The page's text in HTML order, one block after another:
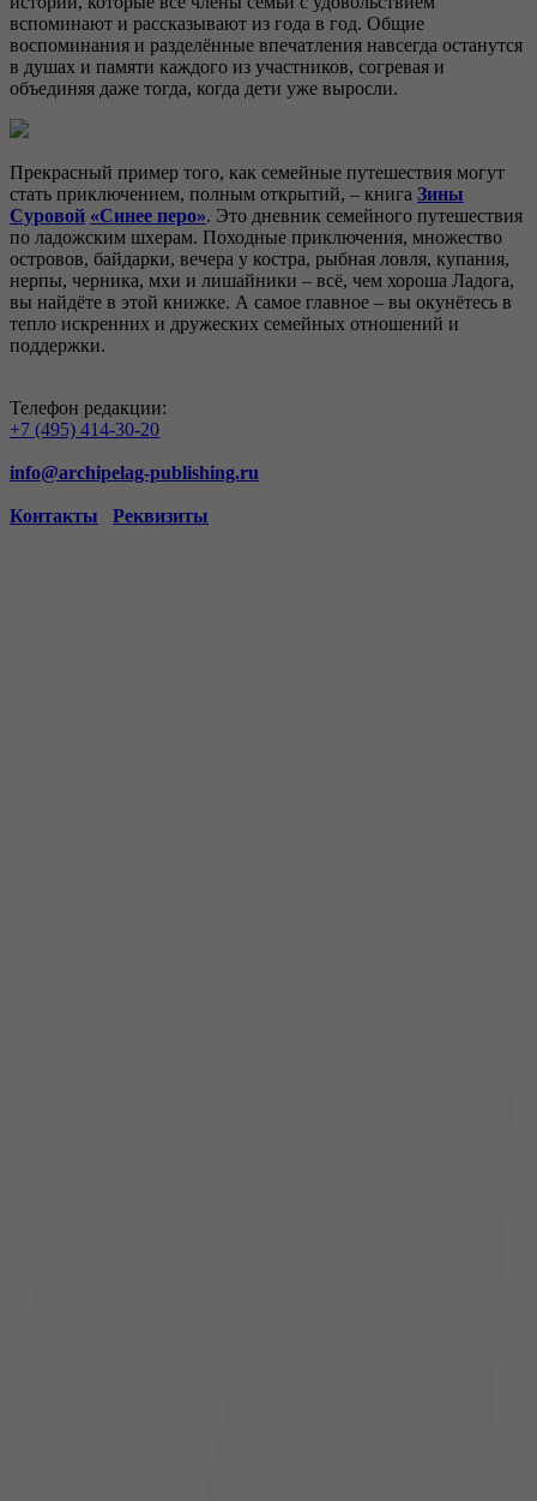
вспоминают и рассказывают из года в год. Общие
воспоминания и разделённые впечатления навсегда останутся
в душах и памяти каждого из участников, согревая и
объединяя даже тогда, когда дети уже выросли.
Прекрасный пример того, как семейные путешествия могут
стать приключением, полным открытий, – книга Зины
Суровой «Синее перо». Это дневник семейного путешествия
по ладожским шхерам. Походные приключения, множество
островов, байдарки, вечера у костра, рыбная ловля, купания,
нерпы, черника, мхи и лишайники – всё, чем хороша Ладога,
вы найдёте в этой книжке. А самое главное – вы окунётесь в
тепло искренних и дружеских семейных отношений и
поддержки.
Телефон редакции:
+7 (495) 414-30-20
info@archipelag-publishing.ru
Контакты Реквизиты